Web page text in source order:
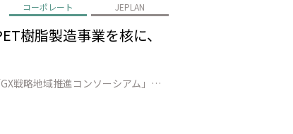
コーポレート JEPLAN
樹脂製造事業を核に、
株式会社JEPLAN（本社：神奈川県、代表取締役 執行役員社長：髙尾 正樹、以下「JEPLAN」）は、山口県が主導する「GX戦略地域推進コンソーシアム」に会員として参画することをお知らせします。 本コンソーシアムは、国が2026年に創設を予定する「GX戦略地域*1」の指定に向け、山口県内のコンビナートを起点に、脱炭素エ…